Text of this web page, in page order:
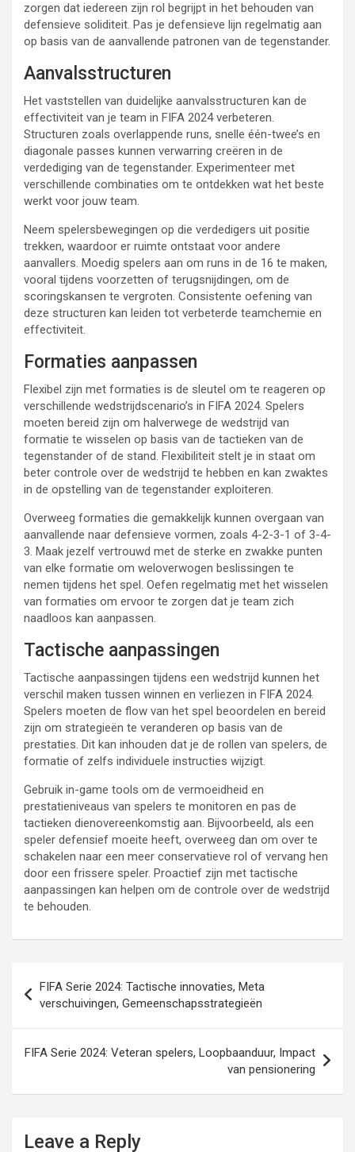
zorgen dat iedereen zijn rol begrijpt in het behouden van
defensieve soliditeit. Pas je defensieve lijn regelmatig aan
op basis van de aanvallende patronen van de tegenstander.
Aanvalsstructuren
Het vaststellen van duidelijke aanvalsstructuren kan de
effectiviteit van je team in FIFA 2024 verbeteren.
Structuren zoals overlappende runs, snelle één-twee’s en
diagonale passes kunnen verwarring creëren in de
verdediging van de tegenstander. Experimenteer met
verschillende combinaties om te ontdekken wat het beste
werkt voor jouw team.
Neem spelersbewegingen op die verdedigers uit positie
trekken, waardoor er ruimte ontstaat voor andere
aanvallers. Moedig spelers aan om runs in de 16 te maken,
vooral tijdens voorzetten of terugsnijdingen, om de
scoringskansen te vergroten. Consistente oefening van
deze structuren kan leiden tot verbeterde teamchemie en
effectiviteit.
Formaties aanpassen
Flexibel zijn met formaties is de sleutel om te reageren op
verschillende wedstrijdscenario’s in FIFA 2024. Spelers
moeten bereid zijn om halverwege de wedstrijd van
formatie te wisselen op basis van de tactieken van de
tegenstander of de stand. Flexibiliteit stelt je in staat om
beter controle over de wedstrijd te hebben en kan zwaktes
in de opstelling van de tegenstander exploiteren.
Overweeg formaties die gemakkelijk kunnen overgaan van
aanvallende naar defensieve vormen, zoals 4-2-3-1 of 3-4-
3. Maak jezelf vertrouwd met de sterke en zwakke punten
van elke formatie om weloverwogen beslissingen te
nemen tijdens het spel. Oefen regelmatig met het wisselen
van formaties om ervoor te zorgen dat je team zich
naadloos kan aanpassen.
Tactische aanpassingen
Tactische aanpassingen tijdens een wedstrijd kunnen het
verschil maken tussen winnen en verliezen in FIFA 2024.
Spelers moeten de flow van het spel beoordelen en bereid
zijn om strategieën te veranderen op basis van de
prestaties. Dit kan inhouden dat je de rollen van spelers, de
formatie of zelfs individuele instructies wijzigt.
Gebruik in-game tools om de vermoeidheid en
prestatieniveaus van spelers te monitoren en pas de
tactieken dienovereenkomstig aan. Bijvoorbeeld, als een
speler defensief moeite heeft, overweeg dan om over te
schakelen naar een meer conservatieve rol of vervang hen
door een frissere speler. Proactief zijn met tactische
aanpassingen kan helpen om de controle over de wedstrijd
te behouden.
navigation
FIFA Serie 2024: Tactische innovaties, Meta
verschuivingen, Gemeenschapsstrategieën
FIFA Serie 2024: Veteran spelers, Loopbaanduur, Impact
van pensionering
Leave a Reply